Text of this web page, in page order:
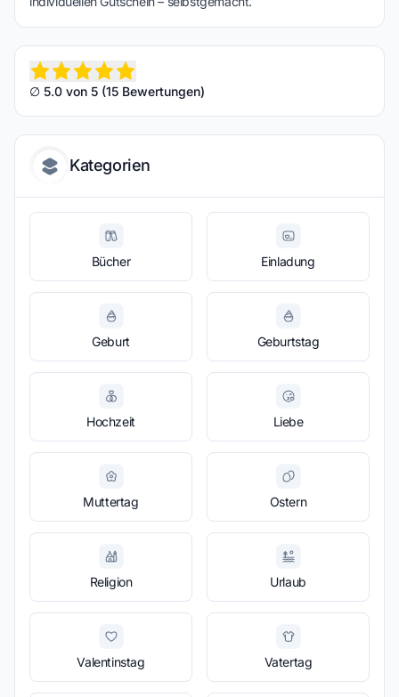
∅ 5.0 von 5 (15 Bewertungen)
Kategorien
Bücher Einladung
Geburt Geburtstag
Hochzeit Liebe
Muttertag Ostern
Religion Urlaub
Valentinstag Vatertag